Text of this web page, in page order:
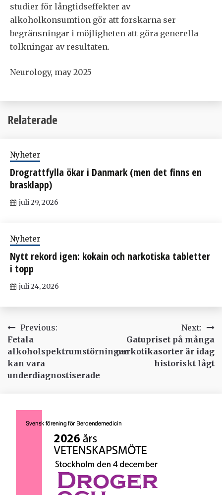
studier för långtidseffekter av
alkoholkonsumtion gör att forskarna ser
begränsningar i möjligheten att göra generella
tolkningar av resultaten.
Neurology, may 2025
Relaterade
Nyheter
Drograttfylla ökar i Danmark (men det finns en
brasklapp)
juli 29, 2026
Nyheter
Nytt rekord igen: kokain och narkotiska tabletter
i topp
juli 24, 2026
Inläggsnavigering
Previous:
Fetala
alkoholspektrumstörningar
kan vara
underdiagnostiserade
Next:
Gatupriset på många
narkotikasorter är idag
historiskt lågt